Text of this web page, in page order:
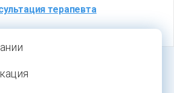
терапевта